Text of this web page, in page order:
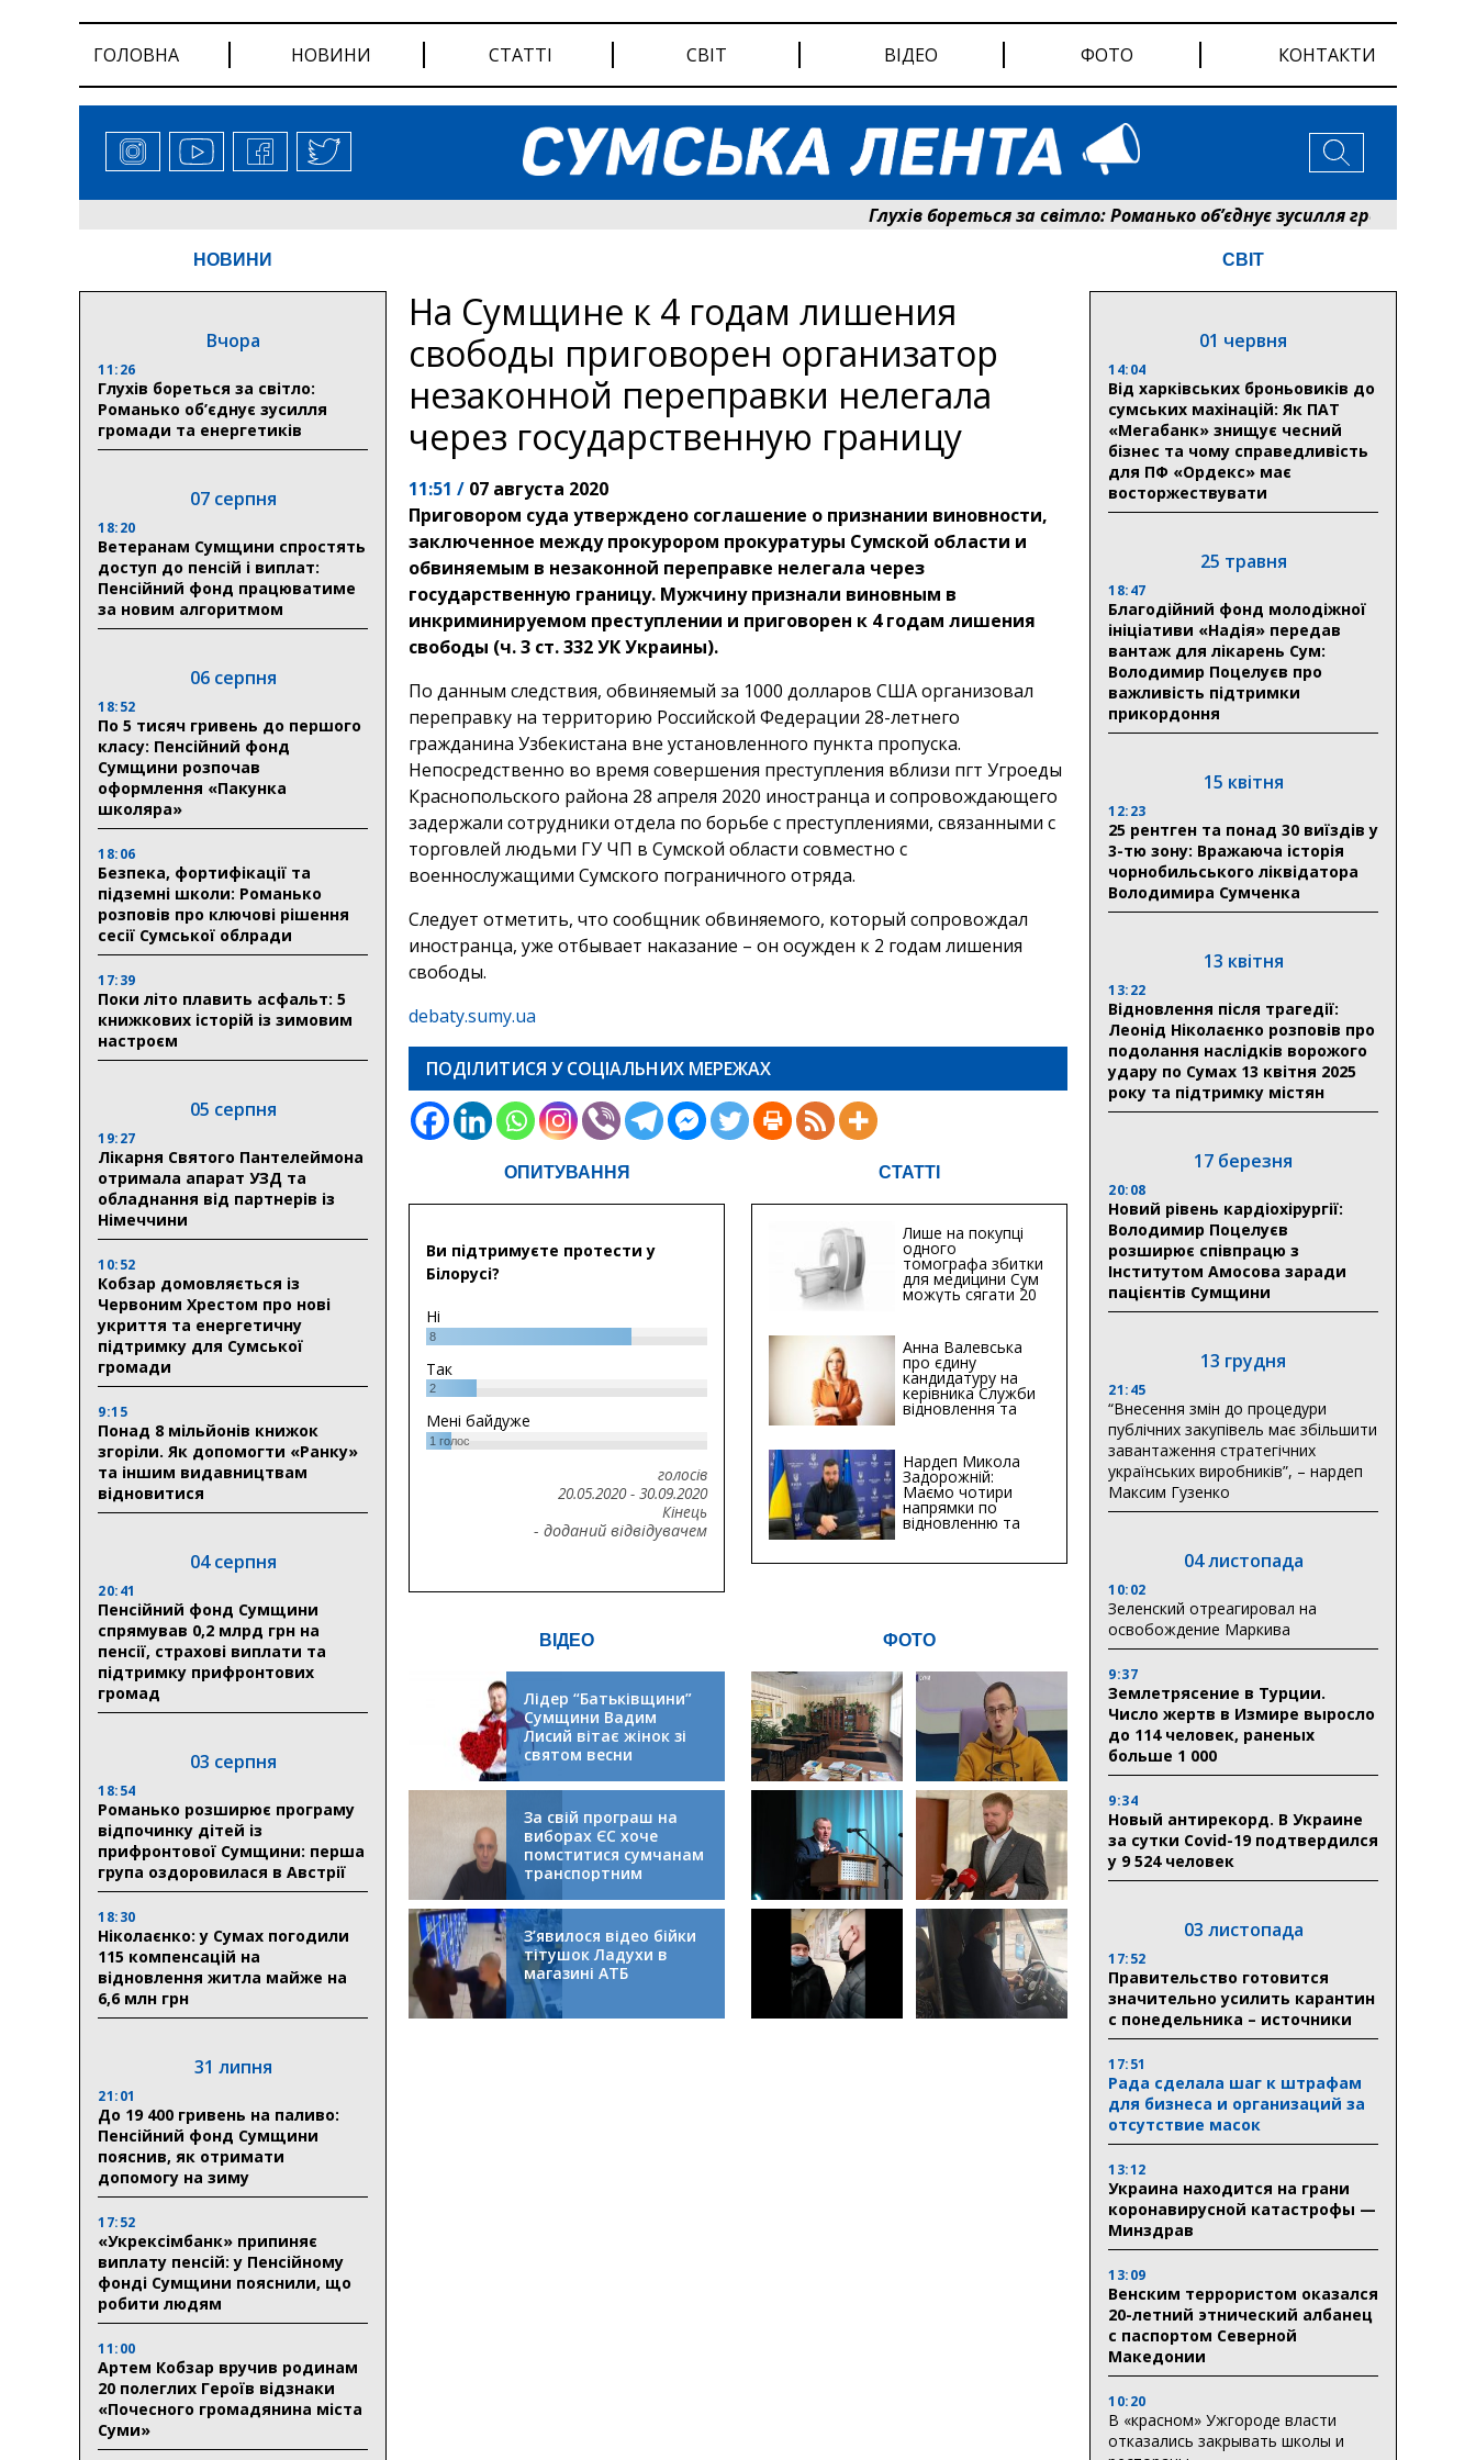
ГОЛОВНА НОВИНИ СТАТТІ СВІТ ВІДЕО ФОТО КОНТАКТИ
Глухів бореться за світло: Романько об’єднує зусилля громади та
НОВИНИ
Вчора
11:26
Глухів бореться за світло:
Романько об’єднує зусилля
громади та енергетиків
07 серпня
18:20
Ветеранам Сумщини спростять
доступ до пенсій і виплат:
Пенсійний фонд працюватиме
за новим алгоритмом
06 серпня
18:52
По 5 тисяч гривень до першого
класу: Пенсійний фонд
Сумщини розпочав
оформлення «Пакунка
школяра»
18:06
Безпека, фортифікації та
підземні школи: Романько
розповів про ключові рішення
сесії Сумської облради
17:39
Поки літо плавить асфальт: 5
книжкових історій із зимовим
настроєм
05 серпня
19:27
Лікарня Святого Пантелеймона
отримала апарат УЗД та
обладнання від партнерів із
Німеччини
10:52
Кобзар домовляється із
Червоним Хрестом про нові
укриття та енергетичну
підтримку для Сумської
громади
9:15
Понад 8 мільйонів книжок
згоріли. Як допомогти «Ранку»
та іншим видавництвам
відновитися
04 серпня
20:41
Пенсійний фонд Сумщини
спрямував 0,2 млрд грн на
пенсії, страхові виплати та
підтримку прифронтових
громад
03 серпня
18:54
Романько розширює програму
відпочинку дітей із
прифронтової Сумщини: перша
група оздоровилася в Австрії
18:30
Ніколаєнко: у Сумах погодили
115 компенсацій на
відновлення житла майже на
6,6 млн грн
31 липня
21:01
До 19 400 гривень на паливо:
Пенсійний фонд Сумщини
пояснив, як отримати
допомогу на зиму
17:52
«Укрексімбанк» припиняє
виплату пенсій: у Пенсійному
фонді Сумщини пояснили, що
робити людям
11:00
Артем Кобзар вручив родинам
20 полеглих Героїв відзнаки
«Почесного громадянина міста
Суми»
На Сумщине к 4 годам лишения
свободы приговорен организатор
незаконной переправки нелегала
через государственную границу
11:51 / 07 августа 2020
Приговором суда утверждено соглашение о признании виновности,
заключенное между прокурором прокуратуры Сумской области и
обвиняемым в незаконной переправке нелегала через
государственную границу. Мужчину признали виновным в
инкриминируемом преступлении и приговорен к 4 годам лишения
свободы (ч. 3 ст. 332 УК Украины).
По данным следствия, обвиняемый за 1000 долларов США организовал
переправку на территорию Российской Федерации 28-летнего
гражданина Узбекистана вне установленного пункта пропуска.
Непосредственно во время совершения преступления вблизи пгт Угроеды
Краснопольского района 28 апреля 2020 иностранца и сопровождающего
задержали сотрудники отдела по борьбе с преступлениями, связанными с
торговлей людьми ГУ ЧП в Сумской области совместно с
военнослужащими Сумского пограничного отряда.
Следует отметить, что сообщник обвиняемого, который сопровождал
иностранца, уже отбывает наказание – он осужден к 2 годам лишения
свободы.
debaty.sumy.ua
ПОДІЛИТИСЯ У СОЦІАЛЬНИХ МЕРЕЖАХ
ОПИТУВАННЯ
Ви підтримуєте протести у
Білорусі?
Ні
8
Так
2
Мені байдуже
1голос
голосів
20.05.2020- 30.09.2020
Кінець
- доданий відвідувачем
СТАТТІ
Лише на покупці
одного
томографа збитки
для медицини Сум
можуть сягати 20
мільйонів гривень
Анна Валевська
про єдину
кандидатуру на
керівника Служби
відновлення та
інфраструктури у
Хіба...
Нардеп Микола
Задорожній:
Маємо чотири
напрямки по
відновленню та
будівництву
інфраструктури
ВІДЕО
Лідер “Батьківщини”
Сумщини Вадим
Лисий вітає жінок зі
святом весни
За свій програш на
виборах ЄС хоче
помститися сумчанам
транспортним
колапсом
З’явилося відео бійки
тітушок Ладухи в
магазині АТБ
ФОТО
СВІТ
01 червня
14:04
Від харківських броньовиків до
сумських махінацій: Як ПАТ
«Мегабанк» знищує чесний
бізнес та чому справедливість
для ПФ «Ордекс» має
восторжествувати
25 травня
18:47
Благодійний фонд молодіжної
ініціативи «Надія» передав
вантаж для лікарень Сум:
Володимир Поцелуєв про
важливість підтримки
прикордоння
15 квітня
12:23
25 рентген та понад 30 виїздів у
3-тю зону: Вражаюча історія
чорнобильського ліквідатора
Володимира Сумченка
13 квітня
13:22
Відновлення після трагедії:
Леонід Ніколаєнко розповів про
подолання наслідків ворожого
удару по Сумах 13 квітня 2025
року та підтримку містян
17 березня
20:08
Новий рівень кардіохірургії:
Володимир Поцелуєв
розширює співпрацю з
Інститутом Амосова заради
пацієнтів Сумщини
13 грудня
21:45
“Внесення змін до процедури
публічних закупівель має збільшити
завантаження стратегічних
українських виробників”, – нардеп
Максим Гузенко
04 листопада
10:02
Зеленский отреагировал на
освобождение Маркива
9:37
Землетрясение в Турции.
Число жертв в Измире выросло
до 114 человек, раненых
больше 1 000
9:34
Новый антирекорд. В Украине
за сутки Covid-19 подтвердился
у 9 524 человек
03 листопада
17:52
Правительство готовится
значительно усилить карантин
с понедельника – источники
17:51
Рада сделала шаг к штрафам
для бизнеса и организаций за
отсутствие масок
13:12
Украина находится на грани
коронавирусной катастрофы —
Минздрав
13:09
Венским террористом оказался
20-летний этнический албанец
с паспортом Северной
Македонии
10:20
В «красном» Ужгороде власти
отказались закрывать школы и